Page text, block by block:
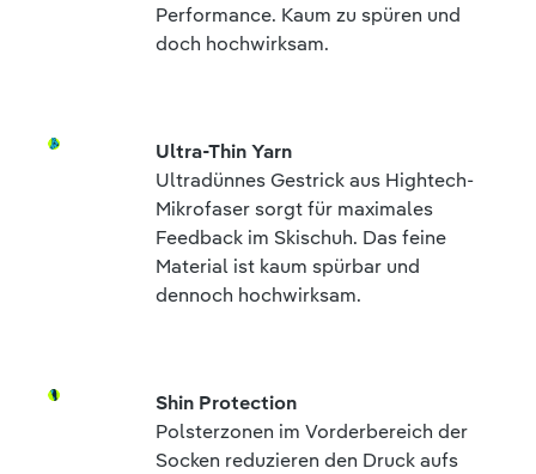
Performance. Kaum zu spüren und
doch hochwirksam.
Ultra-Thin Yarn
Ultradünnes Gestrick aus Hightech-
Mikrofaser sorgt für maximales
Feedback im Skischuh. Das feine
Material ist kaum spürbar und
dennoch hochwirksam.
Shin Protection
Polsterzonen im Vorderbereich der
Socken reduzieren den Druck aufs